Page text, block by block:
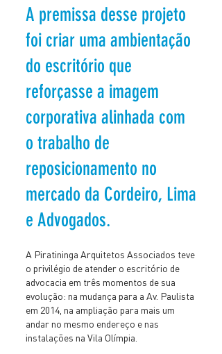
A premissa desse projeto
foi criar uma ambientação
do escritório que
reforçasse a imagem
corporativa alinhada com
o trabalho de
reposicionamento no
mercado da Cordeiro, Lima
e Advogados.
A Piratininga Arquitetos Associados teve
o privilégio de atender o escritório de
advocacia em três momentos de sua
evolução: na mudança para a Av. Paulista
em 2014, na ampliação para mais um
andar no mesmo endereço e nas
instalações na Vila Olímpia.